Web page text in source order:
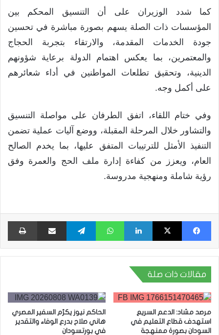
كما شدد الوزيران على أن التنسيق المحكم بين
المؤسسات ذات الصلة يسهم بصورة مباشرة في تحسين
جودة الخدمات المقدمة، والارتقاء بتجربة الحجاج
والمعتمرين، بما يعكس اهتمام الدولة برعاية شؤونهم
الدينية، وتحقيق تطلعات المواطنين في أداء شعائرهم
على أكمل وجه.
وفي ختام اللقاء، اتفق الطرفان على مواصلة التنسيق
والتشاور خلال المرحلة المقبلة، ووضع آليات عملية تضمن
التنفيذ الأمثل للترتيبات المتفق عليها، بما يخدم الصالح
العام، ويعزز من كفاءة إدارة ملف الحج والعمرة وفق
رؤية شاملة ومنهجية مدروسة.
فيسبوك X لينكدإن واتساب تيلقرام مشاركة عبر البريد
مقالات ذات صلة
مرصد مشاد: الدعم السريع
استهدف قطاع التعليم في
السودان بصورة ممنهجة
الحاكم نيوز يكرّم السفير المصري
هاني صلاح بدرع الوفاء والتقدير
في بورتسودان